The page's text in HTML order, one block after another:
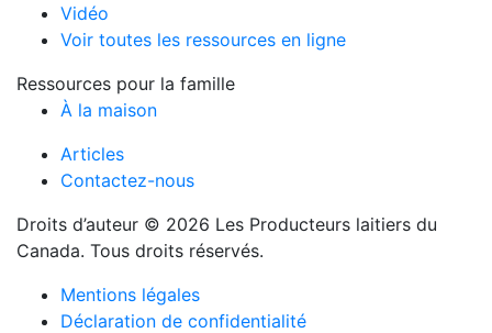
Vidéo
Voir toutes les ressources en ligne
Ressources pour la famille
À la maison
Droits d’auteur © 2026 Les Producteurs laitiers du
Canada. Tous droits réservés.
Mentions légales
Déclaration de confidentialité
Articles
Contactez-nous